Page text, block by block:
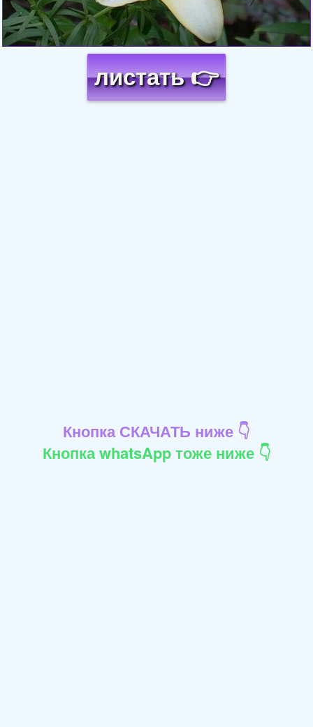
листать 👉
Кнопка СКАЧАТЬ ниже 👇
Кнопка whatsApp тоже ниже 👇